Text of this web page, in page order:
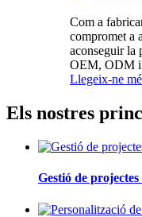
Com a
compromet a
aconseguir la
OEM, ODM
Llegeix-ne
Els nostres
Gestió de